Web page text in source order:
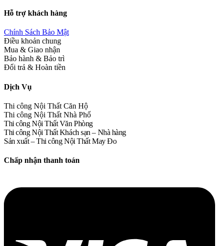
Hỗ trợ khách hàng
Chính Sách Bảo Mật
Điều khoản chung
Mua & Giao nhận
Bảo hành & Bảo trì
Đổi trả & Hoàn tiền
Dịch Vụ
Thi công Nội Thất Căn Hộ
Thi công Nội Thất Nhà Phố
Thi công Nội Thất Văn Phòng
Thi công Nội Thất Khách sạn – Nhà hàng
Sản xuất – Thi công Nội Thất May Đo
Chấp nhận thanh toán